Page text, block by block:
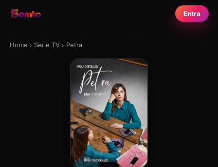
Entra
Home › Serie TV › Petra